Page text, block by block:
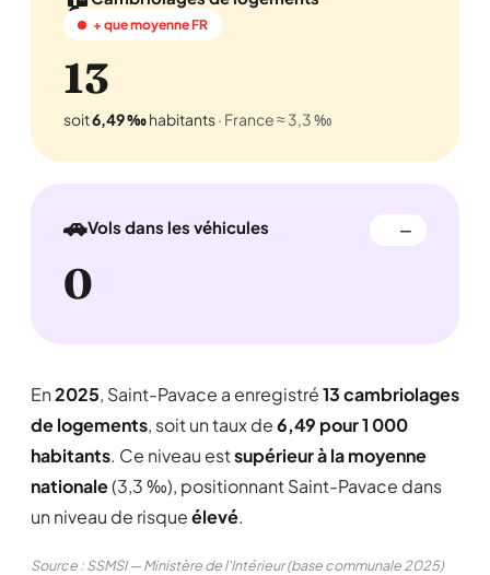
+ que moyenne FR
13
soit6,49 ‰habitants· France ≈ 3,3 ‰
🚗Vols dans les véhicules —
0
En2025, Saint-Pavace a enregistré13 cambriolages
de logements, soit un taux de6,49 pour 1 000
habitants. Ce niveau estsupérieur à la moyenne
nationale(3,3 ‰), positionnant Saint-Pavace dans
un niveau de risqueélevé.
Source : SSMSI — Ministère de l'Intérieur (base communale 2025)